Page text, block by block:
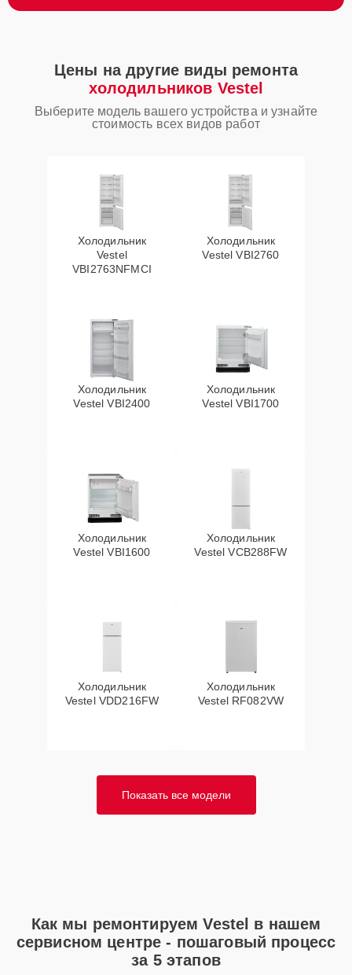
Цены на другие виды ремонта
холодильников Vestel
Выберите модель вашего устройства и узнайте
стоимость всех видов работ
Холодильник
Vestel
VBI2763NFMCI
Холодильник
Vestel VBI2760
Холодильник
Vestel VBI2400
Холодильник
Vestel VBI1700
Холодильник
Vestel VBI1600
Холодильник
Vestel VCB288FW
Холодильник
Vestel VDD216FW
Холодильник
Vestel RF082VW
Показать все модели
Как мы ремонтируем Vestel в нашем
сервисном центре - пошаговый процесс
за 5 этапов